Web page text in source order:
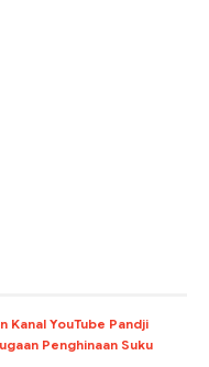
Kanal YouTube Pandji
Penghinaan Suku